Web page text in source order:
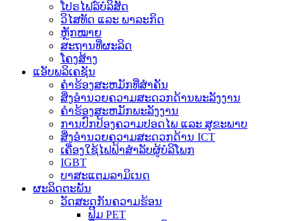
ໂປຣໄຟລ໌ບໍລິສັດ
ວິໄສທັດ ແລະ ພາລະກິດ
ຫຼັກໝາຍ
ສະຖານທີ່ຜະລິດ
ໂຄງສ້າງ
ແອັບພລິເຄຊັນ
ຄໍາຮ້ອງສະຫມັກທີ່ສໍາຄັນ
ສິ່ງອຳນວຍຄວາມສະດວກດ້ານພະລັງງານ
ຄໍາຮ້ອງສະຫມັກພະລັງງານ
ການປົກປ້ອງຄວາມປອດໄພ ແລະ ສຸຂະພາບ
ສິ່ງອຳນວຍຄວາມສະດວກດ້ານ ICT
ເຄື່ອງໃຊ້ໄຟຟ້າສຳລັບຜູ້ບໍລິໂພກ
IGBT
ບາສະແຕມລາມິເນດ
ຜະລິດຕະພັນ
ວັດສະດຸກັນຄວາມຮ້ອນ
ຟິມ PET